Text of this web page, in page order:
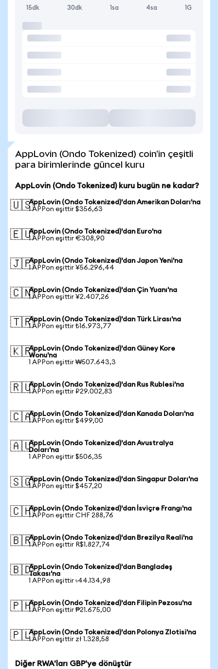
15dk 30dk 1sa 4sa 1G
AppLovin (Ondo Tokenized) coin'in çeşitli
para birimlerinde güncel kuru
AppLovin (Ondo Tokenized) kuru bugün ne kadar?
🇺🇸AppLovin (Ondo Tokenized)'dan Amerikan Doları'na
1 APPon eşittir $356,63
🇪🇺AppLovin (Ondo Tokenized)'dan Euro'na
1 APPon eşittir €308,90
🇯🇵AppLovin (Ondo Tokenized)'dan Japon Yeni'na
1 APPon eşittir ¥56.296,44
🇨🇳AppLovin (Ondo Tokenized)'dan Çin Yuanı'na
1 APPon eşittir ¥2.407,26
🇹🇷AppLovin (Ondo Tokenized)'dan Türk Lirası'na
1 APPon eşittir ₺16.973,77
🇰🇷AppLovin (Ondo Tokenized)'dan Güney Kore
Wonu'na
1 APPon eşittir ₩507.643,3
🇷🇺AppLovin (Ondo Tokenized)'dan Rus Rublesi'na
1 APPon eşittir ₽29.002,83
🇨🇦AppLovin (Ondo Tokenized)'dan Kanada Doları'na
1 APPon eşittir $499,00
🇦🇺AppLovin (Ondo Tokenized)'dan Avustralya
Doları'na
1 APPon eşittir $506,35
🇸🇬AppLovin (Ondo Tokenized)'dan Singapur Doları'na
1 APPon eşittir $457,20
🇨🇭AppLovin (Ondo Tokenized)'dan İsviçre Frangı'na
1 APPon eşittir CHF 288,76
🇧🇷AppLovin (Ondo Tokenized)'dan Brezilya Reali'na
1 APPon eşittir R$1.827,74
🇧🇩AppLovin (Ondo Tokenized)'dan Bangladeş
Takası'na
1 APPon eşittir ৳44.134,98
🇵🇭AppLovin (Ondo Tokenized)'dan Filipin Pezosu'na
1 APPon eşittir ₱21.675,00
🇵🇱AppLovin (Ondo Tokenized)'dan Polonya Zlotisi'na
1 APPon eşittir zł 1.328,58
Diğer RWA'ları GBP'ye dönüştür